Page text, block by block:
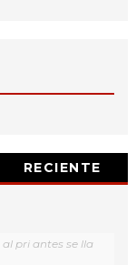
RECIENTE
pri antes se lla